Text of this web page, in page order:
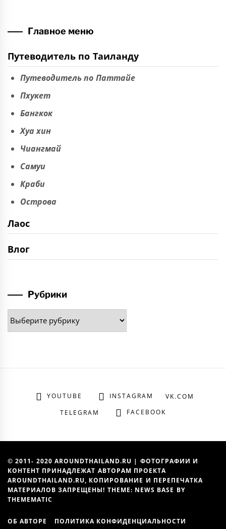
Главное меню
Путеводитель по Таиланду
Путеводитель по Паттайе
Пхукет
Бангкок
Хуа хин
Чиангмай
Самуи
Краби
Острова
Лаос
Влог
Рубрики
Рубрики
YOUTUBE INSTAGRAM
VK.COM
TELEGRAM
FACEBOOK
© 2011- 2020 AROUNDTHAILAND.RU | ФОТОГРАФИИ И
КОНТЕНТ ПРИНАДЛЕЖАТ АВТОРАМ ПРОЕКТА
AROUNDTHAILAND.RU, КОПИРОВАНИЕ И ПЕРЕПЕЧАТКА
МАТЕРИАЛОВ ЗАПРЕЩЕНЫ! THEME: NEWS BASE BY
THEMEMATIC
ОБ АВТОРЕ ПОЛИТИКА КОНФИДЕНЦИАЛЬНОСТИ